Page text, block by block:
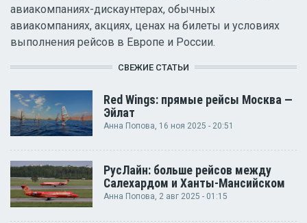
авиакомпаниях-дискаунтерах, обычных
авиакомпаниях, акциях, ценах на билеты и условиях
выполнения рейсов в Европе и России.
СВЕЖИЕ СТАТЬИ
Red Wings: прямые рейсы Москва —
Эйлат
Анна Попова , 16 ноя 2025 - 20:51
РусЛайн: больше рейсов между
Салехардом и Ханты-Мансийском
Анна Попова, 2 авг 2025 - 01:15